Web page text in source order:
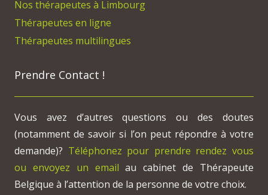
Nos thérapeutes à Limbourg
Thérapeutes en ligne
Thérapeutes multilingues
Prendre Contact !
Vous avez d’autres questions ou des doutes
(notamment de savoir si l’on peut répondre à votre
demande)? Téléphonez pour prendre rendez vous
ou envoyez un email au cabinet de Thérapeute
Belgique à l’attention de la personne de votre choix.